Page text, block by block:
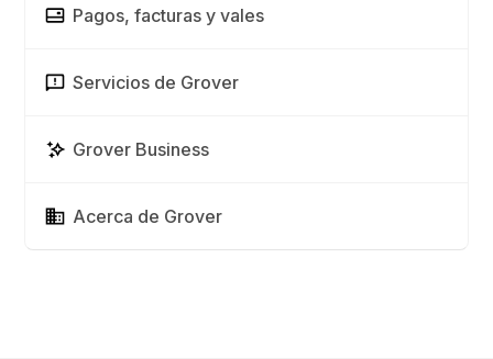
Pagos, facturas y vales
Servicios de Grover
Grover Business
Acerca de Grover